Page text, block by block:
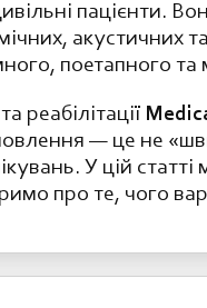
цивільні
акустичних
поетапного
реабілітації
— це не
У цій
про те, чого